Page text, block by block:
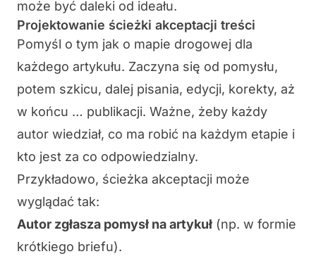
może być daleki od ideału.
Projektowanie ścieżki akceptacji treści
Pomyśl o tym jak o mapie drogowej dla
każdego artykułu. Zaczyna się od pomysłu,
potem szkicu, dalej pisania, edycji, korekty, aż
w końcu … publikacji. Ważne, żeby każdy
autor wiedział, co ma robić na każdym etapie i
kto jest za co odpowiedzialny.
Przykładowo, ścieżka akceptacji może
wyglądać tak:
Autor zgłasza pomysł na artykuł (np. w formie
krótkiego briefu).